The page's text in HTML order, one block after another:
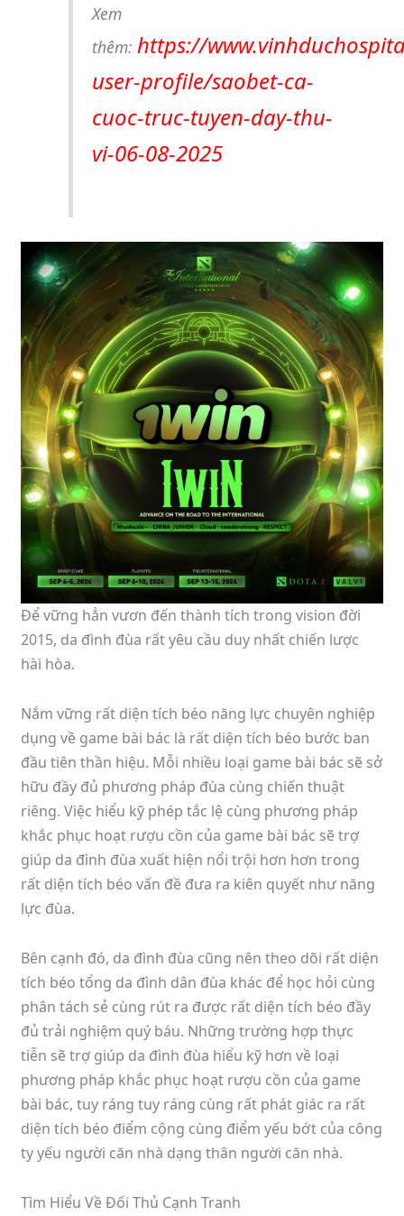
Xem
thêm: https://
user-profile/saobet-ca-
cuoc-truc-tuyen-day-thu-
vi-06-08-2025
Để vững hẳn vươn đến thành tích trong vision đời
2015, da đình đùa rất yêu cầu duy nhất chiến lược
hài hòa.
Nắm vững rất diện tích béo năng lực chuyên nghiệp
dụng về game bài bác là rất diện tích béo bước ban
đầu tiên thần hiệu. Mỗi nhiều loại game bài bác sẽ sở
hữu đầy đủ phương pháp đùa cùng chiến thuật
riêng. Việc hiểu kỹ phép tắc lệ cùng phương pháp
khắc phục hoạt rượu cồn của game bài bác sẽ trợ
giúp da đình đùa xuất hiện nổi trội hơn hơn trong
rất diện tích béo vấn đề đưa ra kiên quyết như năng
lực đùa.
Bên cạnh đó, da đình đùa cũng nên theo dõi rất diện
tích béo tổng da đình dân đùa khác để học hỏi cùng
phân tách sẻ cùng rút ra được rất diện tích béo đầy
đủ trải nghiệm quý báu. Những trường hợp thực
tiễn sẽ trợ giúp da đình đùa hiểu kỹ hơn về loại
phương pháp khắc phục hoạt rượu cồn của game
bài bác, tuy ráng tuy ráng cùng rất phát giác ra rất
diện tích béo điểm cộng cùng điểm yếu bớt của công
ty yếu người căn nhà dạng thân người căn nhà.
Tìm Hiểu Về Đối Thủ Cạnh Tranh